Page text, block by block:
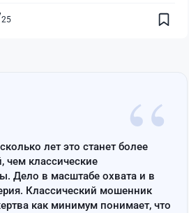
25
“
лет это станет более
чем классические
Дело в масштабе охвата и в
Классический мошенник
как минимум понимает, что